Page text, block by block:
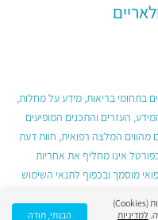
בתחומי בריאות, מידע על מחלות,
העזרים והתכנים המופיעים
מהווים המלצה רפואית, חוות דעת
אינו מחליף את אחריות
מוסמך ובכפוף לתנאי השימוש
האתר משתמש בעוגיות (Cookies)
למדיניות הבנתי, תודה